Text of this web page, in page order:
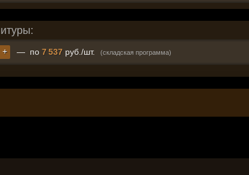
+ — по 7 537 руб./шт. (складская программа)